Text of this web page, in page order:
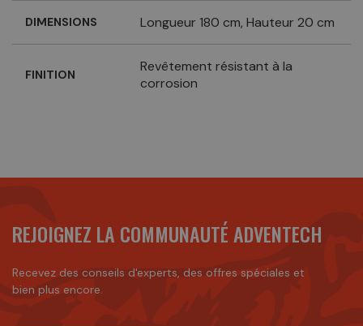
DIMENSIONS Longueur 180 cm, Hauteur 20 cm
FINITION
Revêtement résistant à la
corrosion
REJOIGNEZ LA COMMUNAUTÉ ADVENTECH
Recevez des conseils d'experts, des offres spéciales et
bien plus encore.